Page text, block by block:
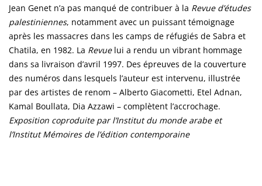
Jean Genet n’a pas manqué de contribuer à la Revue d’études
palestiniennes, notamment avec un puissant témoignage
après les massacres dans les camps de réfugiés de Sabra et
Chatila, en 1982. La Revuelui a rendu un vibrant hommage
dans sa livraison d’avril 1997. Des épreuves de la couverture
des numéros dans lesquels l’auteur est intervenu, illustrée
par des artistes de renom – Alberto Giacometti, Etel Adnan,
Kamal Boullata, Dia Azzawi – complètent l’accrochage.
Exposition coproduite par l’Institut du monde arabe et
l’Institut Mémoires de l’édition contemporaine